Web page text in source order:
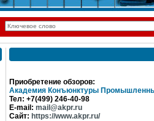
Приобретение обзоров:
Академия Конъюнктуры
Тел: +7(499) 246-40-98
E-mail: mail@akpr.ru
Сайт: https://www.akpr.ru/